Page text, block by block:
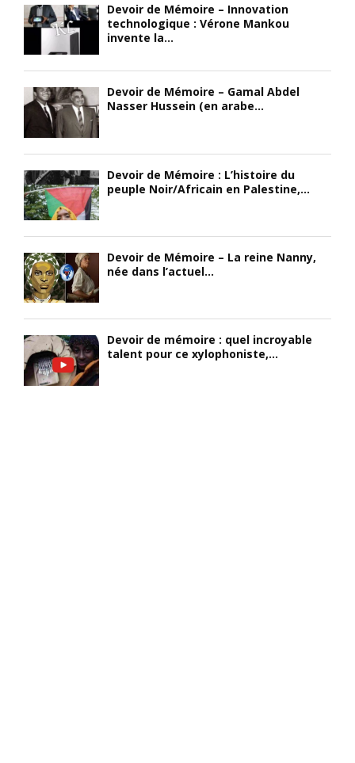
Devoir de Mémoire – Innovation
technologique : Vérone Mankou
invente la...
Devoir de Mémoire – Gamal Abdel
Nasser Hussein (en arabe...
Devoir de Mémoire : L’histoire du
peuple Noir/Africain en Palestine,...
Devoir de Mémoire – La reine Nanny,
née dans l’actuel...
Devoir de mémoire : quel incroyable
talent pour ce xylophoniste,...